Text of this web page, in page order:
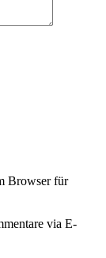
Browser für
via E-